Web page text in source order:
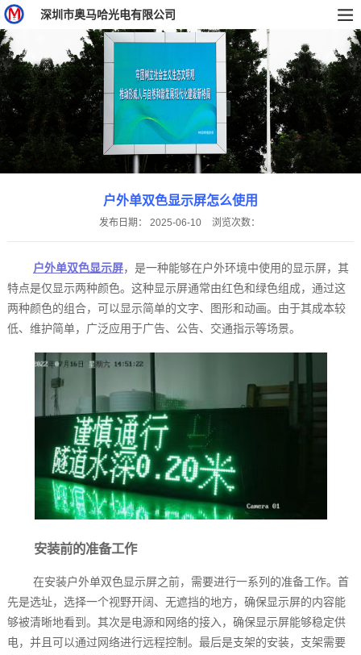
深圳市奥马哈光电有限公司
户外单双色显示屏怎么使用
发布日期： 2025-06-10 浏览次数：
户外单双色显示屏，是一种能够在户外环境中使用的显示屏，其
特点是仅显示两种颜色。这种显示屏通常由红色和绿色组成，通过这
两种颜色的组合，可以显示简单的文字、图形和动画。由于其成本较
低、维护简单，广泛应用于广告、公告、交通指示等场景。
安装前的准备工作
在安装户外单双色显示屏之前，需要进行一系列的准备工作。首
先是选址，选择一个视野开阔、无遮挡的地方，确保显示屏的内容能
够被清晰地看到。其次是电源和网络的接入，确保显示屏能够稳定供
电，并且可以通过网络进行远程控制。最后是支架的安装，支架需要